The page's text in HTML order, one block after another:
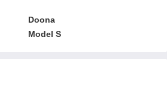
Doona
Model S